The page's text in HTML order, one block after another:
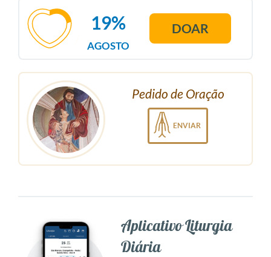
AGOSTO
19% DOAR
Pedido de Oração
ENVIAR
Aplicativo Liturgia
Diária